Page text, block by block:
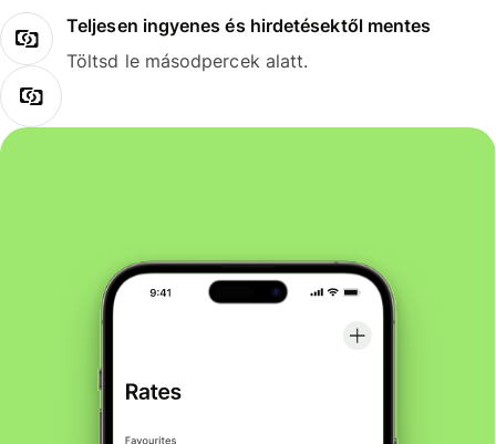
Teljesen ingyenes és hirdetésektől mentes
Töltsd le másodpercek alatt.